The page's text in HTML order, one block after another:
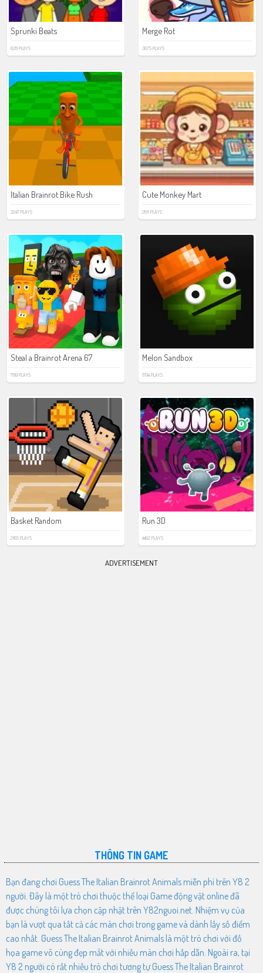
Sprunki Beats
628 PLAYS
Merge Rot
3675 PLAYS
Italian Brainrot Bike Rush
3247 PLAYS
Cute Monkey Mart
2611 PLAYS
Steal a Brainrot Arena 67
799 PLAYS
Melon Sandbox
1794 PLAYS
Basket Random
2165 PLAYS
Run 3D
4462 PLAYS
ADVERTISEMENT
THÔNG TIN GAME
Bạn đang chơi Guess The Italian Brainrot Animals miễn phí trên Y8 2
người. Đây là một trò chơi thuộc thể loại Game động vật online đã
được chúng tôi lựa chọn cập nhật trên Y82nguoi.net. Nhiệm vụ của
bạn là vượt qua tất cả các màn chơi trong game và dành lấy số điểm
cao nhất. Guess The Italian Brainrot Animals là một trò chơi với đồ
họa game vô cùng đẹp mắt với nhiều màn chơi hấp dẫn. Ngoài ra, tại
Y8 2 người có rất nhiều trò chơi tương tự Guess The Italian Brainrot